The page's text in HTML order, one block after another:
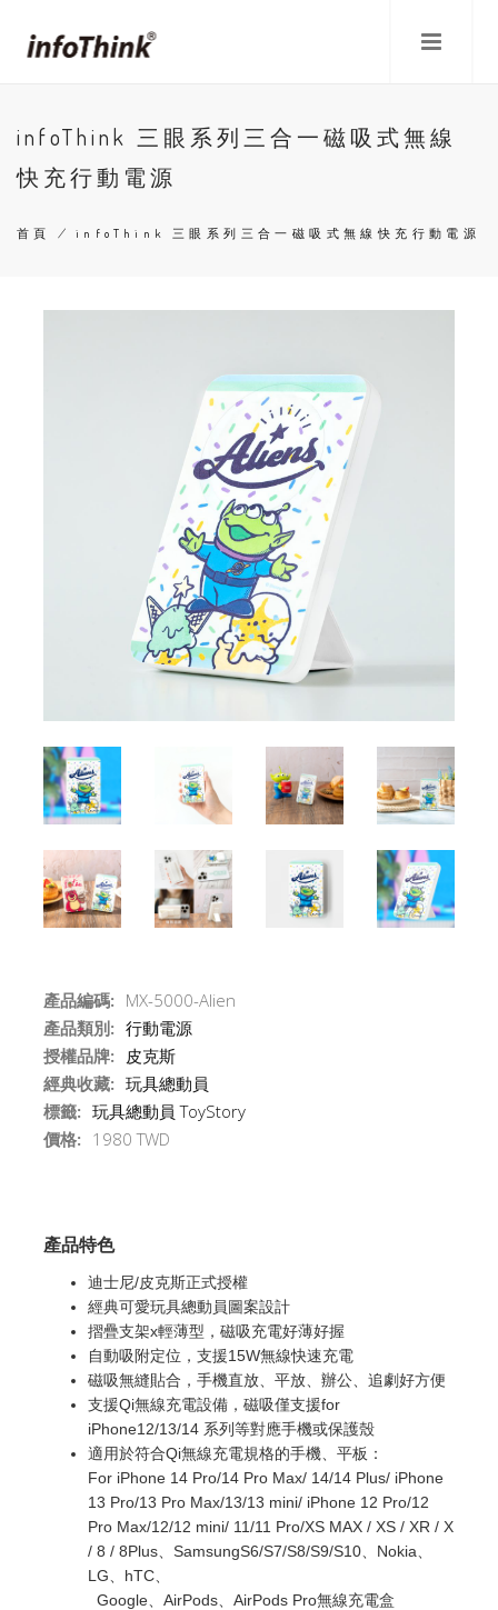
infoThink 三眼系列三合一磁吸式無線
快充行動電源
航
首頁 /infoThink 三眼系列三合一磁吸式無線快充行動電源
產品編碼: MX-5000-Alien
產品類別: 行動電源
授權品牌: 皮克斯
經典收藏: 玩具總動員
標籤: 玩具總動員 ToyStory
價格: 1980 TWD
產品特色
迪士尼/皮克斯正式授權
經典可愛玩具總動員圖案設計
摺疊支架x輕薄型，磁吸充電好薄好握
自動吸附定位，支援15W無線快速充電
磁吸無縫貼合，手機直放、平放、辦公、追劇好方便
支援Qi無線充電設備，磁吸僅支援for
iPhone12/13/14 系列等對應手機或保護殼
適用於符合Qi無線充電規格的手機、平板：
For iPhone 14 Pro/14 Pro Max/ 14/14 Plus/ iPhone
13 Pro/13 Pro Max/13/13 mini/ iPhone 12 Pro/12
Pro Max/12/12 mini/ 11/11 Pro/XS MAX / XS / XR / X
/ 8 / 8Plus、SamsungS6/S7/S8/S9/S10、Nokia、
LG、hTC、
Google、AirPods、AirPods Pro無線充電盒